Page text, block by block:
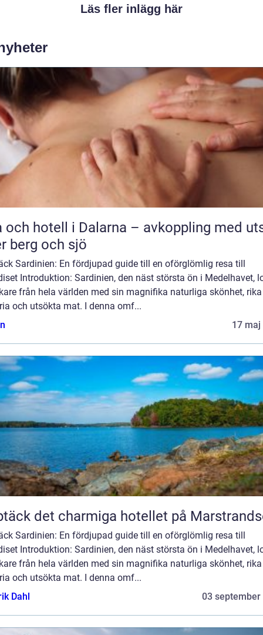
Läs fler inlägg här
och hotell i Dalarna – avkoppling med
berg och sjö
Sardinien: En fördjupad guide till en oförglömlig resa till
Introduktion: Sardinien, den näst största ön i Medelhavet,
från hela världen med sin magnifika naturliga skönhet, rika
och utsökta mat. I denna omf...
17 maj
det charmiga hotellet på
Sardinien: En fördjupad guide till en oförglömlig resa till
Introduktion: Sardinien, den näst största ön i Medelhavet,
från hela världen med sin magnifika naturliga skönhet, rika
och utsökta mat. I denna omf...
Dahl
03 september